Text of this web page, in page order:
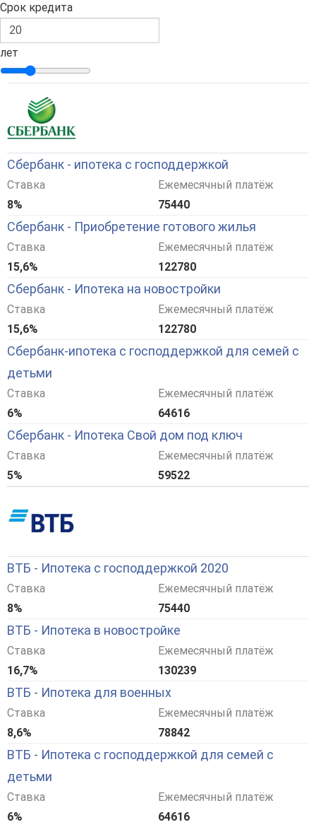
Срок кредита
лет
Сбербанк - ипотека с господдержкой
Ставка
8%
Ежемесячный платёж
75440
Сбербанк - Приобретение готового жилья
Ставка
15,6%
Ежемесячный платёж
122780
Сбербанк - Ипотека на новостройки
Ставка
15,6%
Ежемесячный платёж
122780
Сбербанк-ипотека с господдержкой для семей с
детьми
Ставка
6%
Ежемесячный платёж
64616
Сбербанк - Ипотека Свой дом под ключ
Ставка
5%
Ежемесячный платёж
59522
ВТБ - Ипотека с господдержкой 2020
Ставка
8%
Ежемесячный платёж
75440
ВТБ - Ипотека в новостройке
Ставка
16,7%
Ежемесячный платёж
130239
ВТБ - Ипотека для военных
Ставка
8,6%
Ежемесячный платёж
78842
ВТБ - Ипотека с господдержкой для семей с
детьми
Ставка
6%
Ежемесячный платёж
64616